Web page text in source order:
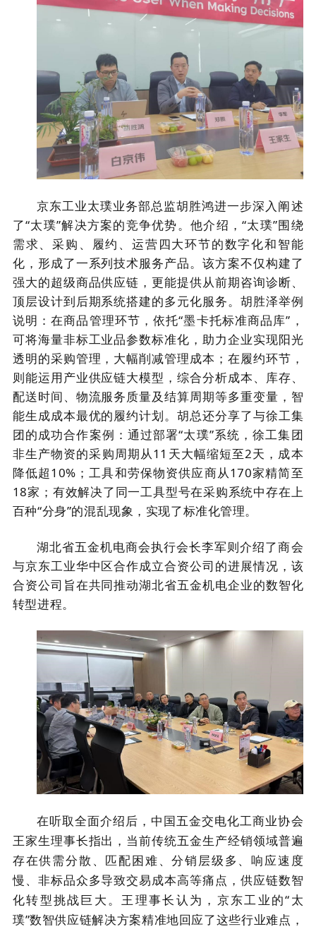
京东工业太璞业务部总监胡胜鸿进一步深入阐述
了“太璞”解决方案的竞争优势。他介绍，“太璞”围绕
需求、采购、履约、运营四大环节的数字化和智能
化，形成了一系列技术服务产品。该方案不仅构建了
强大的超级商品供应链，更能提供从前期咨询诊断、
顶层设计到后期系统搭建的多元化服务。胡胜泽举例
说明：在商品管理环节，依托“墨卡托标准商品库”，
可将海量非标工业品参数标准化，助力企业实现阳光
透明的采购管理，大幅削减管理成本；在履约环节，
则能运用产业供应链大模型，综合分析成本、库存、
配送时间、物流服务质量及结算周期等多重变量，智
能生成成本最优的履约计划。胡总还分享了与徐工集
团的成功合作案例：通过部署“太璞”系统，徐工集团
非生产物资的采购周期从11 天大幅缩短至2天，成本
降低超10% ；工具和劳保物资供应商从170家精简至
18家；有效解决了同一工具型号在采购系统中存在上
百种“分身”的混乱现象，实现了标准化管理。
湖北省五金机电商会执行会长李军则介绍了商会
与京东工业华中区合作成立合资公司的进展情况，该
合资公司旨在共同推动湖北省五金机电企业的数智化
转型进程。
在听取全面介绍后，中国五金交电化工商业协会
王家生理事长指出，当前传统五金生产经销领域普遍
存在供需分散、匹配困难、分销层级多、响应速度
慢、非标品众多导致交易成本高等痛点，供应链数智
化转型挑战巨大。王理事长认为，京东工业的“太
璞”数智供应链解决方案精准地回应了这些行业难点，